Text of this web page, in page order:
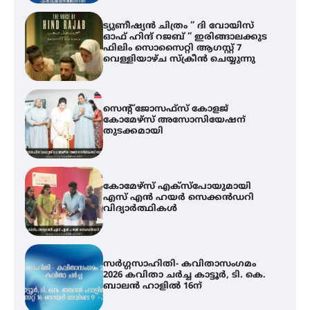
സെന്റ് ജോസഫ്സ് കോളജ്
കോമേഴ്‌സ് അസോസിയേഷന്
തുടക്കമായി
കോമേഴ്സ് എക്സ്പോയുമായി
എസ് എൻ ഹയർ സെക്കൻഡറി
വിദ്യാർത്ഥികൾ
സർഗ്ഗസാഹിതി- കവിതാസംഗമം
2026 കവിതാ ചർച്ച കാട്ടൂർ, ടി. കെ.
ബാലൻ ഹാളിൽ 16ന്
ശക്തമായ മഴ തുടരുന്നു – തൃശൂർ
ജില്ലയിൽ എല്ലാ വിദ്യാഭ്യാസ
സ്ഥാപനങ്ങൾക്കും ശനിയാഴ്ച
അവധി